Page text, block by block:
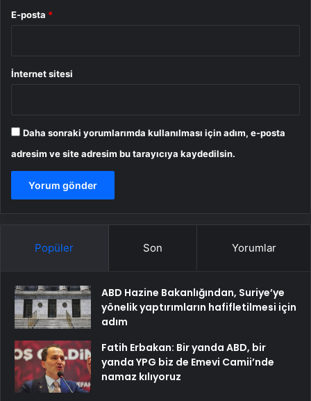
E-posta *
İnternet sitesi
Daha sonraki yorumlarımda kullanılması için adım, e-posta
adresim ve site adresim bu tarayıcıya kaydedilsin.
Popüler Son Yorumlar
ABD Hazine Bakanlığından, Suriye’ye
yönelik yaptırımların hafifletilmesi için
adım
Fatih Erbakan: Bir yanda ABD, bir
yanda YPG biz de Emevi Camii’nde
namaz kılıyoruz